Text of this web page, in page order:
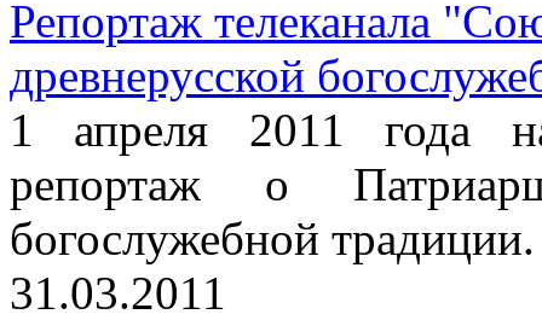
Репортаж телеканала
древнерусской
1 апреля 2011 года
репортаж о
богослужебной традиции.
31.03.2011